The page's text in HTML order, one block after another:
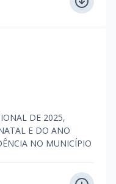
DE 2025,
E DO ANO
NO MUNICÍPIO